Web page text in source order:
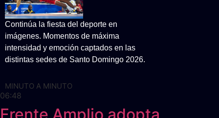
Continúa la fiesta del deporte en
imágenes. Momentos de máxima
intensidad y emoción captados en las
distintas sedes de Santo Domingo 2026.
MINUTO A MINUTO
06:48